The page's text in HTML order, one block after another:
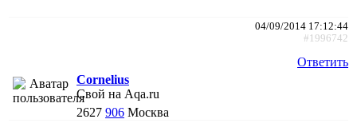
04/09/2014 17:12:44
#1996742
Ответить
Cornelius
Свой на Aqa.ru
2627 906 Москва